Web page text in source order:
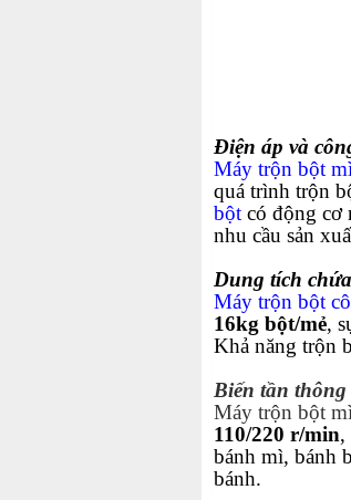
Điện áp và
Máy trộn bột
quá trình trộn
bột có động cơ
nhu cầu sản
Dung tích
Máy trộn bột
16kg bột/mẻ,
Khả năng trộn
Biến tần
Máy trộn bột
110/220 r/min,
bánh mì, bánh
bánh.